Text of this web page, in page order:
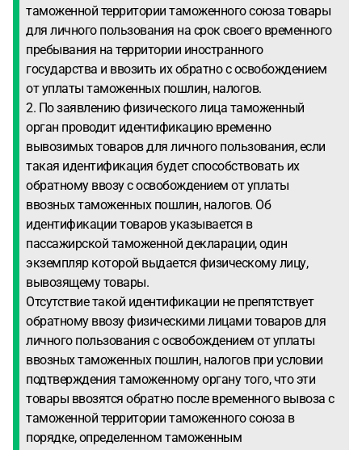
таможенной территории таможенного союза товары
для личного пользования на срок своего временного
пребывания на территории иностранного
государства и ввозить их обратно с освобождением
от уплаты таможенных пошлин, налогов.
2. По заявлению физического лица таможенный
орган проводит идентификацию временно
вывозимых товаров для личного пользования, если
такая идентификация будет способствовать их
обратному ввозу с освобождением от уплаты
ввозных таможенных пошлин, налогов. Об
идентификации товаров указывается в
пассажирской таможенной декларации, один
экземпляр которой выдается физическому лицу,
вывозящему товары.
Отсутствие такой идентификации не препятствует
обратному ввозу физическими лицами товаров для
личного пользования с освобождением от уплаты
ввозных таможенных пошлин, налогов при условии
подтверждения таможенному органу того, что эти
товары ввозятся обратно после временного вывоза с
таможенной территории таможенного союза в
порядке, определенном таможенным